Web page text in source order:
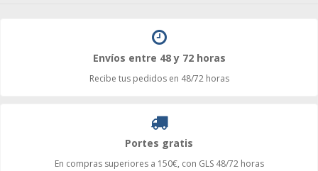
Envíos entre 48 y 72 horas
Recibe tus pedidos en 48/72 horas
Portes gratis
En compras superiores a 150€, con GLS 48/72 horas